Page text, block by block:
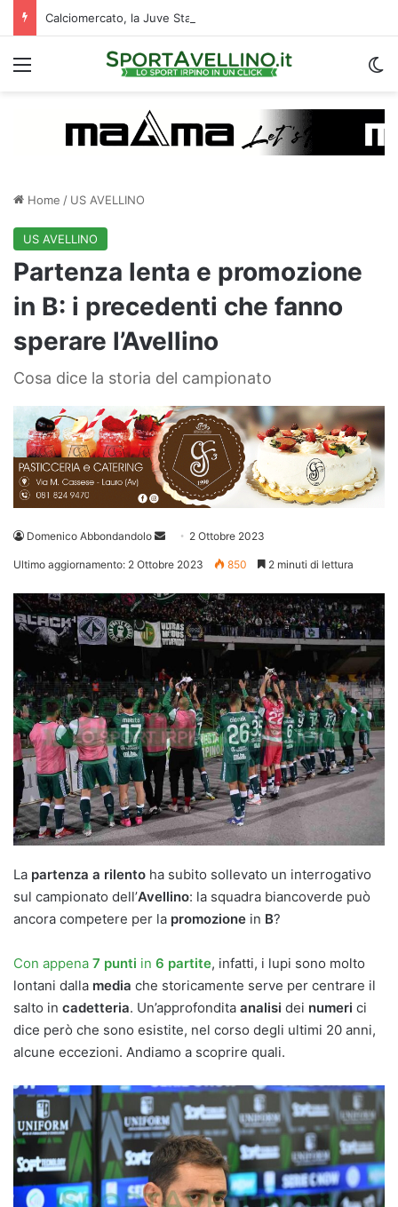
Menu
Home / US AVELLINO
US AVELLINO
Partenza lenta e promozione
in B: i precedenti che fanno
sperare l’Avellino
Cosa dice la storia del campionato
Domenico Abbondandolo
Invia 2 Ottobre 2023
Ultimo aggiornamento: 2 Ottobre 2023 850 2 minuti di lettura
La partenza a rilento ha subito sollevato un interrogativo
sul campionato dell’Avellino: la squadra biancoverde può
ancora competere per la promozione in B?
Con appena 7 punti in 6 partite, infatti, i lupi sono molto
lontani dalla media che storicamente serve per centrare il
salto in cadetteria. Un’approfondita analisi dei numeri ci
dice però che sono esistite, nel corso degli ultimi 20 anni,
alcune eccezioni. Andiamo a scoprire quali.